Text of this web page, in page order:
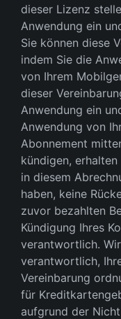
dieser Lizenz
Anwendung ein
Sie können diese
indem Sie die
von Ihrem
dieser
Anwendung ein
Anwendung von
Abonnement
kündigen,
in diesem
haben, keine
zuvor bezahlten
Kündigung Ihres
verantwortlich.
verantwortlich,
Vereinbarung
für
aufgrund der